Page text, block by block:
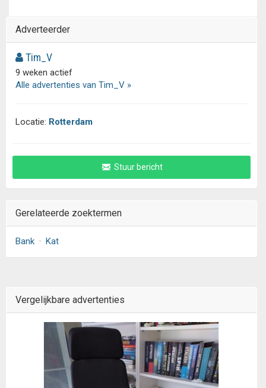
Adverteerder
Tim_V
9 weken actief
Alle advertenties van Tim_V »
Locatie: Rotterdam
Stuur bericht
Gerelateerde zoektermen
Bank · Kat
Vergelijkbare advertenties